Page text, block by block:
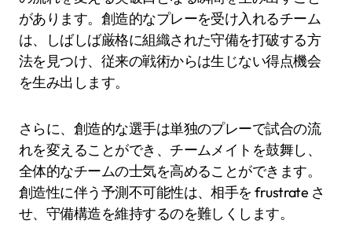
があります。創造的なプレーを受け入れるチーム
は、しばしば厳格に組織された守備を打破する方
法を見つけ、従来の戦術からは生じない得点機会
を生み出します。
さらに、創造的な選手は単独のプレーで試合の流
れを変えることができ、チームメイトを鼓舞し、
全体的なチームの士気を高めることができます。
創造性に伴う予測不可能性は、相手を frustrate さ
せ、守備構造を維持するのを難しくします。